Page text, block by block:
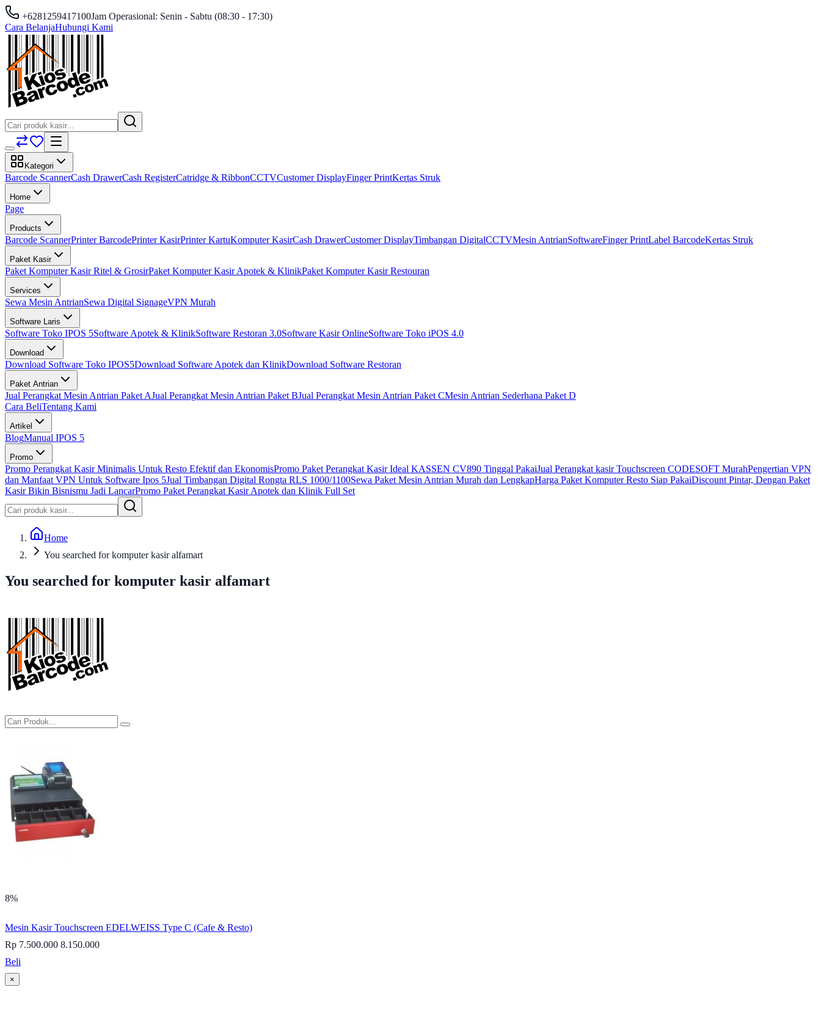
+6281259417100Jam Operasional: Senin - Sabtu (08:30 - 17:30)
Cara BelanjaHubungi Kami
Kategori
Barcode ScannerCash DrawerCash RegisterCatridge & RibbonCCTVCustomer DisplayFinger PrintKertas Struk
Home
Page
Products
Barcode ScannerPrinter BarcodePrinter KasirPrinter KartuKomputer KasirCash DrawerCustomer DisplayTimbangan DigitalCCTVMesin AntrianSoftwareFinger PrintLabel BarcodeKertas Struk
Paket Kasir
Paket Komputer Kasir Ritel & GrosirPaket Komputer Kasir Apotek & KlinikPaket Komputer Kasir Restouran
Services
Sewa Mesin AntrianSewa Digital SignageVPN Murah
Software Laris
Software Toko IPOS 5Software Apotek & KlinikSoftware Restoran 3.0Software Kasir OnlineSoftware Toko iPOS 4.0
Download
Download Software Toko IPOS5Download Software Apotek dan KlinikDownload Software Restoran
Paket Antrian
Jual Perangkat Mesin Antrian Paket AJual Perangkat Mesin Antrian Paket BJual Perangkat Mesin Antrian Paket CMesin Antrian Sederhana Paket D
Cara BeliTentang Kami
Artikel
BlogManual IPOS 5
Promo
Promo Perangkat Kasir Minimalis Untuk Resto Efektif dan EkonomisPromo Paket Perangkat Kasir Ideal KASSEN CV890 Tinggal PakaiJual Perangkat kasir Touchscreen CODESOFT MurahPengertian VPN
dan Manfaat VPN Untuk Software Ipos 5Jual Timbangan Digital Rongta RLS 1000/1100Sewa Paket Mesin Antrian Murah dan LengkapHarga Paket Komputer Resto Siap PakaiDiscount Pintar, Dengan Paket
Kasir Bikin Bisnismu Jadi LancarPromo Paket Perangkat Kasir Apotek dan Klinik Full Set
Home
You searched for komputer kasir alfamart
You searched for komputer kasir alfamart
8%
Mesin Kasir Touchscreen EDELWEISS Type C (Cafe & Resto)
Rp 7.500.000 8.150.000
Beli
×